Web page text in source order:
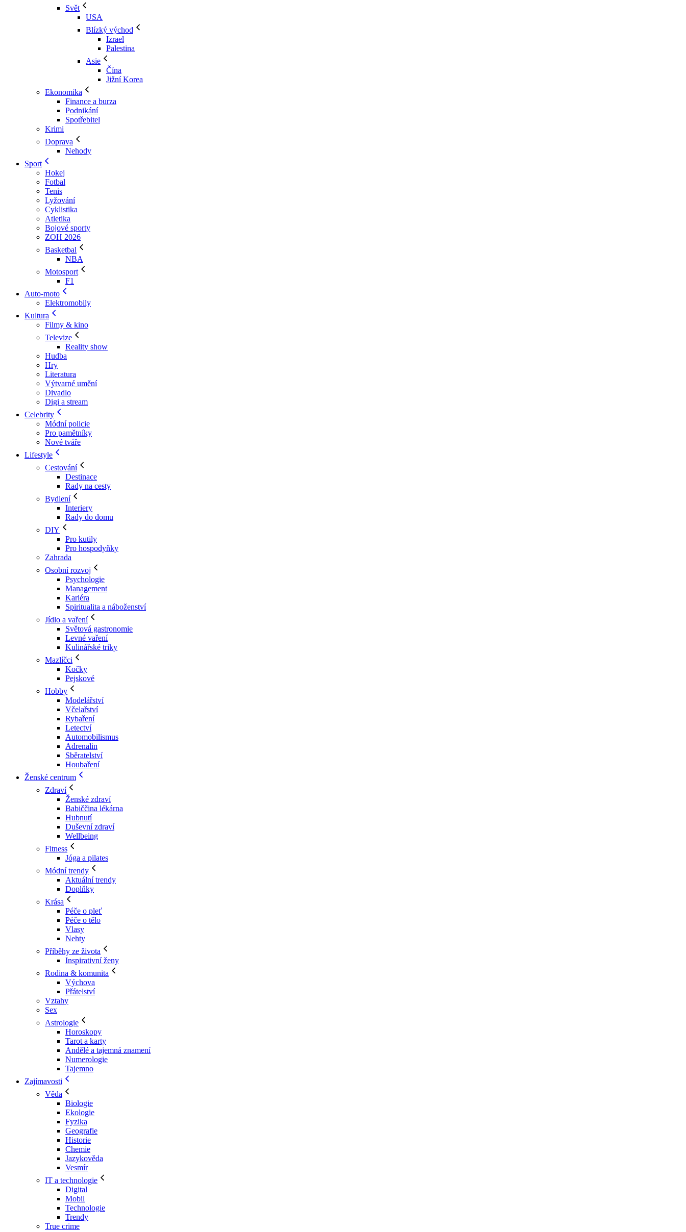
Svět
USA
Blízký východ
Izrael
Palestina
Asie
Čína
Jižní Korea
Ekonomika
Finance a burza
Podnikání
Spotřebitel
Krimi
Doprava
Nehody
Sport
Hokej
Fotbal
Tenis
Lyžování
Cyklistika
Atletika
Bojové sporty
ZOH 2026
Basketbal
NBA
Motosport
F1
Auto-moto
Elektromobily
Kultura
Filmy & kino
Televize
Reality show
Hudba
Hry
Literatura
Výtvarné umění
Divadlo
Digi a stream
Celebrity
Módní policie
Pro pamětníky
Nové tváře
Lifestyle
Cestování
Destinace
Rady na cesty
Bydlení
Interiery
Rady do domu
DIY
Pro kutily
Pro hospodyňky
Zahrada
Osobní rozvoj
Psychologie
Management
Kariéra
Spiritualita a náboženství
Jídlo a vaření
Světová gastronomie
Levné vaření
Kulinářské triky
Mazlíčci
Kočky
Pejskové
Hobby
Modelářství
Včelařství
Rybaření
Letectví
Automobilismus
Adrenalin
Sběratelství
Houbaření
Ženské centrum
Zdraví
Ženské zdraví
Babiččina lékárna
Hubnutí
Duševní zdraví
Wellbeing
Fitness
Jóga a pilates
Módní trendy
Aktuální trendy
Doplňky
Krása
Péče o pleť
Péče o tělo
Vlasy
Nehty
Příběhy ze života
Inspirativní ženy
Rodina & komunita
Výchova
Přátelství
Vztahy
Sex
Astrologie
Horoskopy
Tarot a karty
Andělé a tajemná znamení
Numerologie
Tajemno
Zajímavosti
Věda
Biologie
Ekologie
Fyzika
Geografie
Historie
Chemie
Jazykověda
Vesmír
IT a technologie
Digital
Mobil
Technologie
Trendy
True crime